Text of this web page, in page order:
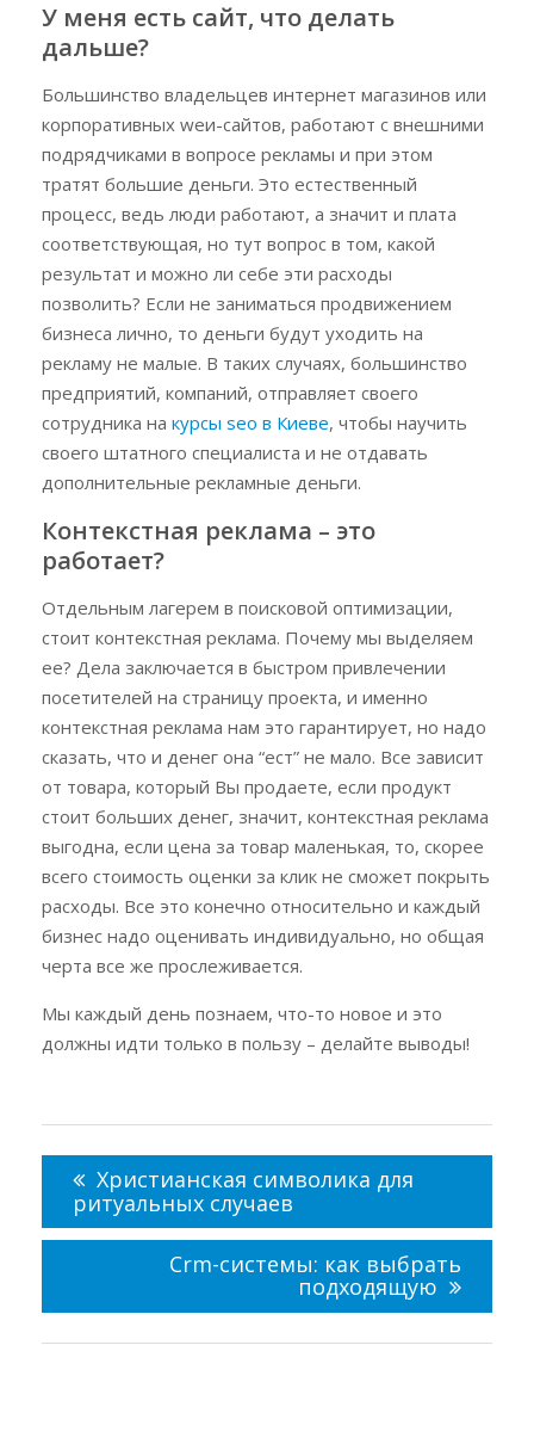
У меня есть сайт, что делать
дальше?
Большинство владельцев интернет магазинов или
корпоративных weи-сайтов, работают с внешними
подрядчиками в вопросе рекламы и при этом
тратят большие деньги. Это естественный
процесс, ведь люди работают, а значит и плата
соответствующая, но тут вопрос в том, какой
результат и можно ли себе эти расходы
позволить? Если не заниматься продвижением
бизнеса лично, то деньги будут уходить на
рекламу не малые. В таких случаях, большинство
предприятий, компаний, отправляет своего
сотрудника на курсы seo в Киеве, чтобы научить
своего штатного специалиста и не отдавать
дополнительные рекламные деньги.
Контекстная реклама – это
работает?
Отдельным лагерем в поисковой оптимизации,
стоит контекстная реклама. Почему мы выделяем
ее? Дела заключается в быстром привлечении
посетителей на страницу проекта, и именно
контекстная реклама нам это гарантирует, но надо
сказать, что и денег она “ест” не мало. Все зависит
от товара, который Вы продаете, если продукт
стоит больших денег, значит, контекстная реклама
выгодна, если цена за товар маленькая, то, скорее
всего стоимость оценки за клик не сможет покрыть
расходы. Все это конечно относительно и каждый
бизнес надо оценивать индивидуально, но общая
черта все же прослеживается.
Мы каждый день познаем, что-то новое и это
должны идти только в пользу – делайте выводы!
записям
Христианская символика для
ритуальных случаев
Crm-системы: как выбрать
подходящую